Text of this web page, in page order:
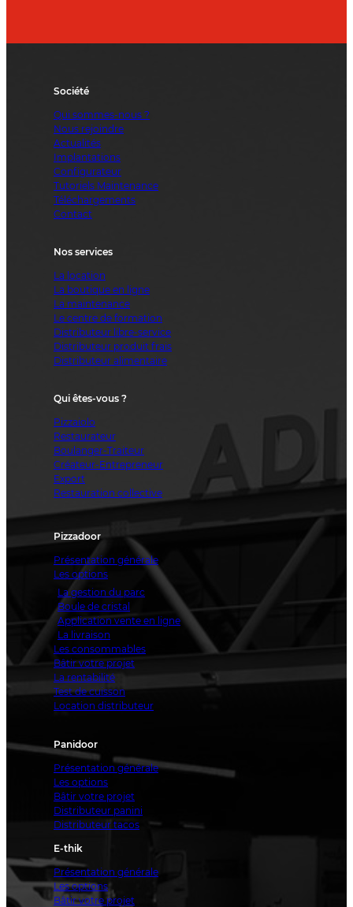
Société
Qui sommes-nous ?
Nous rejoindre
Actualités
Implantations
Configurateur
Tutoriels Maintenance
Téléchargements
Contact
Nos services
La location
La boutique en ligne
La maintenance
Le centre de formation
Distributeur libre-service
Distributeur produit frais
Distributeur alimentaire
Qui êtes-vous ?
Pizzaiolo
Restaurateur
Boulanger-Traiteur
Créateur-Entrepreneur
Export
Restauration collective
Pizzadoor
Présentation générale
Les options
La gestion du parc
Boule de cristal
Application vente en ligne
La livraison
Les consommables
Bâtir votre projet
La rentabilité
Test de cuisson
Location distributeur
Panidoor
Présentation générale
Les options
Bâtir votre projet
Distributeur panini
Distributeur tacos
E-thik
Présentation générale
Les options
Bâtir votre projet